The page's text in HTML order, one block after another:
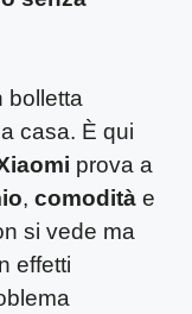
bolletta
casa. È qui
prova a
, comodità e
si vede ma
effetti